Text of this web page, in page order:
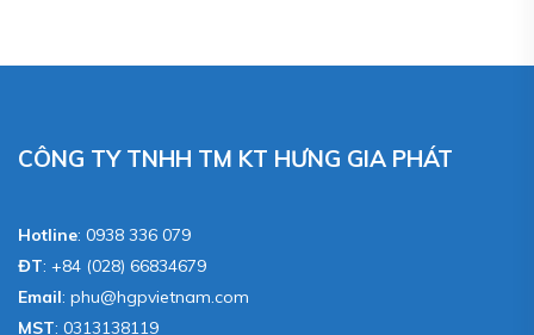
CÔNG TY TNHH TM KT HƯNG GIA PHÁT
Hotline: 0938 336 079
ĐT: +84 (028) 66834679
Email: phu@hgpvietnam.com
MST: 0313138119